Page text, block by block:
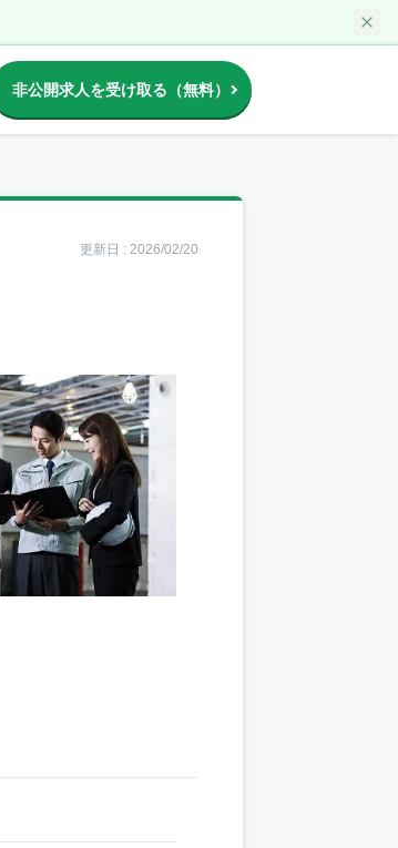
非公開求人を受け取る（無料）
更新日 : 2026/02/20